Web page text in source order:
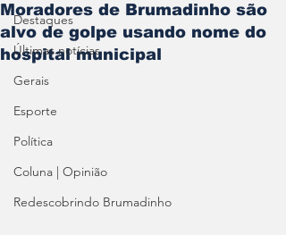
Destaques
Últimas notícias
Gerais
Esporte
Política
Coluna | Opinião
Redescobrindo Brumadinho
Moradores de Brumadinho são
alvo de golpe usando nome do
hospital municipal